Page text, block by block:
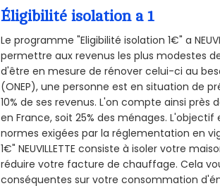
Éligibilité isolation a 1
Le programme "Eligibilité isolation 1€" a
permettre aux revenus les plus modestes
d'être en mesure de rénover celui-ci au
(ONEP), une personne est en situation de
10% de ses revenus. L'on compte ainsi
en France, soit 25% des ménages.L'objectif
normes exigées par la réglementation en
1€" NEUVILLETTE consiste à isoler votre
réduire votre facture de chauffage. Cela
conséquentes sur votre consommation